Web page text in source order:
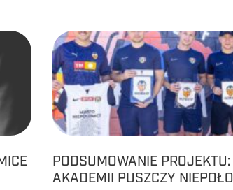
PODSUMOWANIE
AKADEMII PUSZCZY